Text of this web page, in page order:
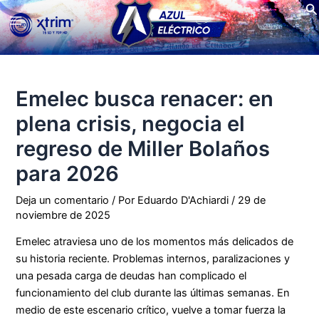
Ir
al
contenido
Main
Menu
Emelec busca renacer: en
plena crisis, negocia el
regreso de Miller Bolaños
para 2026
Deja un comentario / Por Eduardo D'Achiardi/ 29 de
noviembre de 2025
Emelec atraviesa uno de los momentos más delicados de
su historia reciente. Problemas internos, paralizaciones y
una pesada carga de deudas han complicado el
funcionamiento del club durante las últimas semanas. En
medio de este escenario crítico, vuelve a tomar fuerza la